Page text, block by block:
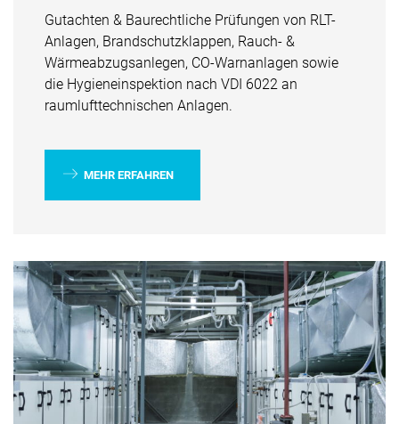
Gutachten & Baurechtliche Prüfungen von RLT-
Anlagen, Brandschutzklappen, Rauch- &
Wärmeabzugsanlegen, CO-Warnanlagen sowie
die Hygieneinspektion nach VDI 6022 an
raumlufttechnischen Anlagen.
MEHR ERFAHREN